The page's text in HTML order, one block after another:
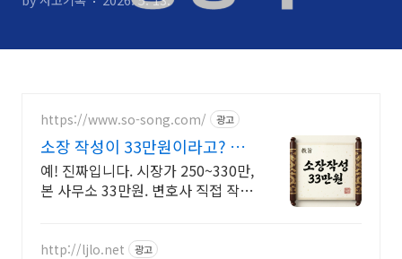
https://www.so-song.com/ 광고
소장 작성이 33만원이라고? 변
호사가 직접 작성
예! 진짜입니다. 시장가 250~330만,
본 사무소 33만원. 변호사 직접 작성
http://ljlo.net 광고